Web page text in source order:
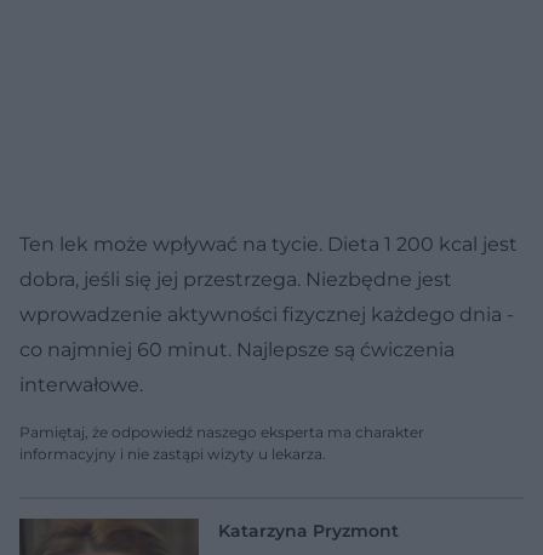
Ten lek może wpływać na tycie. Dieta 1 200 kcal jest
dobra, jeśli się jej przestrzega. Niezbędne jest
wprowadzenie aktywności fizycznej każdego dnia -
co najmniej 60 minut. Najlepsze są ćwiczenia
interwałowe.
Pamiętaj, że odpowiedź naszego eksperta ma charakter
informacyjny i nie zastąpi wizyty u lekarza.
Katarzyna Pryzmont